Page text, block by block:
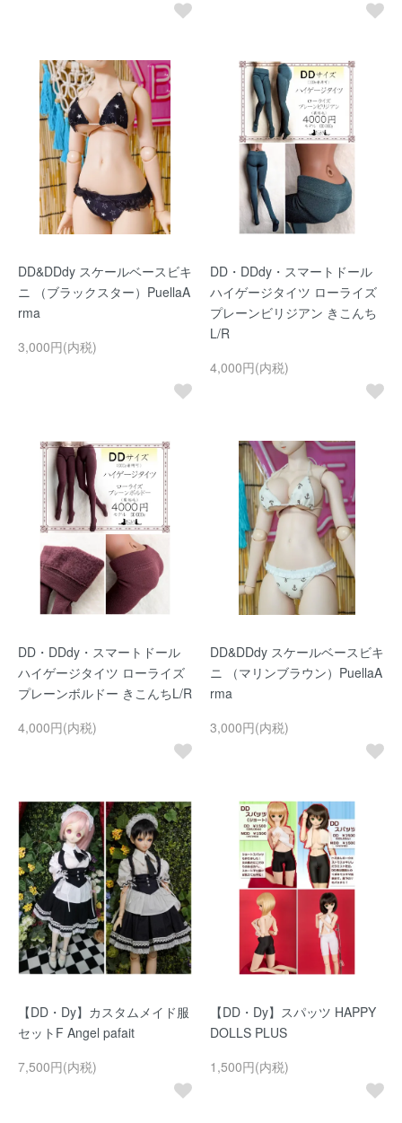
DD&DDdy スケールベースビキ
ニ （ブラックスター）PuellaA
rma
3,000円(内税)
DD・DDdy・スマートドール
ハイゲージタイツ ローライズ
プレーンビリジアン きこんち
L/R
4,000円(内税)
DD・DDdy・スマートドール
ハイゲージタイツ ローライズ
プレーンボルドー きこんちL/R
4,000円(内税)
DD&DDdy スケールベースビキ
ニ （マリンブラウン）PuellaA
rma
3,000円(内税)
【DD・Dy】カスタムメイド服
セットF Angel pafait
7,500円(内税)
【DD・Dy】スパッツ HAPPY
DOLLS PLUS
1,500円(内税)